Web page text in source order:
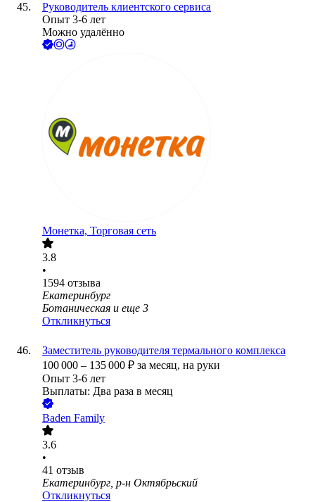
Руководитель клиентского сервиса
Опыт 3-6 лет
Можно удалённо
Монетка, Торговая сеть
3.8
•
1594 отзыва
Екатеринбург
Ботаническая и еще 3
Откликнуться
Заместитель руководителя термального комплекса
100 000 – 135 000 ₽ за месяц, на руки
Опыт 3-6 лет
Выплаты: Два раза в месяц
Baden Family
3.6
•
41 отзыв
Екатеринбург, р-н Октябрьский
Откликнуться